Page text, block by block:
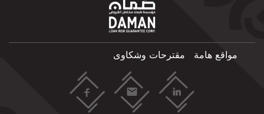
مواقع هامة مقترحات وشكاوى